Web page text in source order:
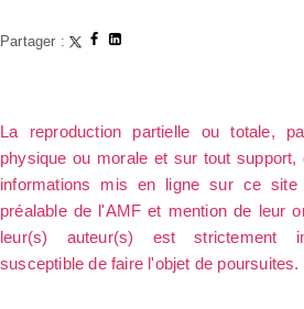
Partager :
La reproduction partielle ou totale,
physique ou morale et sur tout
informations mis en ligne sur ce site
préalable de l'AMF et mention de leur
leur(s) auteur(s) est strictement
susceptible de faire l'objet de poursuites.